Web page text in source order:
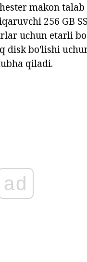
makon
256 GB
uchun etarli
disk bo'lishi
qiladi.
ad